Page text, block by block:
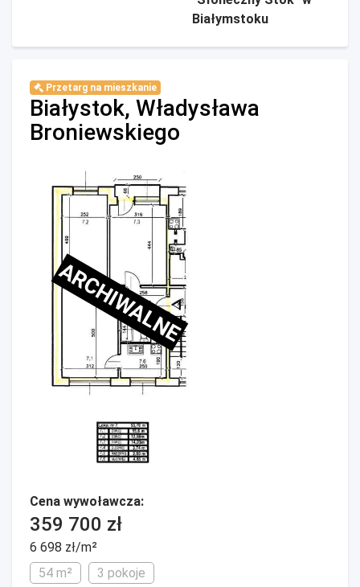
Białymstoku
Przetarg na mieszkanie
Białystok, Władysława
Broniewskiego
ARCHIWALNE
Cena wywoławcza:
359 700 zł
6 698 zł/m²
54 m²
3 pokoje